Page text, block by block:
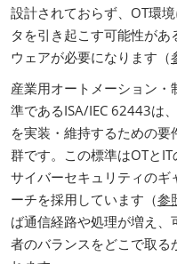
設計されておらず、OT環
タを引き起こす可能性が
ウェアが必要になります（
産業用オートメーション
準であるISA/IEC 62443は
を実装・維持するための
群です。この標準はOTと
サイバーセキュリティのギ
ーチを採用しています（参
ば通信経路や処理が増え
者のバランスをどこで取る